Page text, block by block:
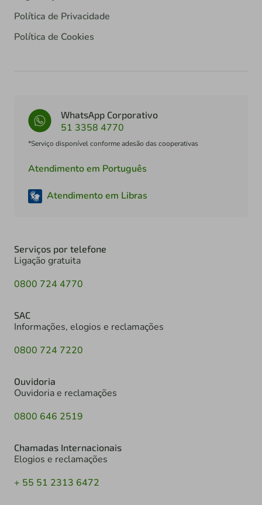
Política de Privacidade
Política de Cookies
WhatsApp Corporativo
51 3358 4770
*Serviço disponível conforme adesão das cooperativas
Atendimento em Português
Atendimento em Libras
Serviços por telefone
Ligação gratuita
0800 724 4770
SAC
Informações, elogios e reclamações
0800 724 7220
Ouvidoria
Ouvidoria e reclamações
0800 646 2519
Chamadas Internacionais
Elogios e reclamações
+ 55 51 2313 6472